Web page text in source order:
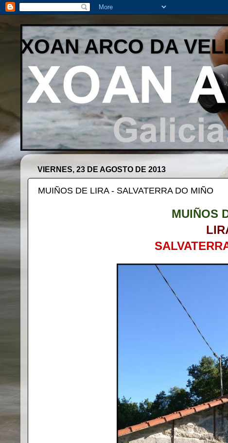
XOAN ARCO DA
VIERNES, 23 DE AGOSTO DE 2013
MUIÑOS DE LIRA - SALVATERRA DO MIÑO
MUIÑOS